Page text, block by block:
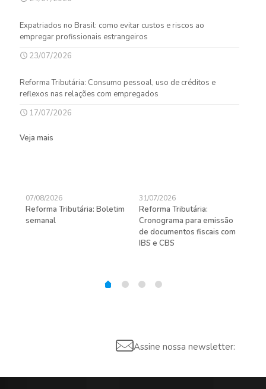
Expatriados no Brasil: como evitar custos e riscos ao
empregar profissionais estrangeiros
23/07/2026
Reforma Tributária: Consumo pessoal, uso de créditos e
reflexos nas relações com empregados
17/07/2026
Veja mais
07/08/2026
Reforma Tributária: Boletim
semanal
31/07/2026
Reforma Tributária:
Cronograma para emissão
de documentos fiscais com
IBS e CBS
Assine nossa newsletter: